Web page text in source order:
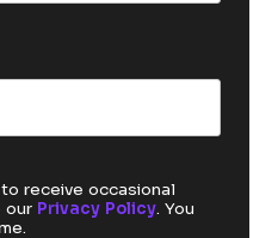
receive occasional
our Privacy Policy. You